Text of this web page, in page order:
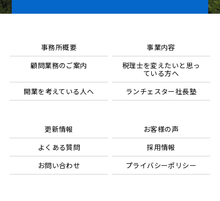
事務所概要
事業内容
顧問業務のご案内
税理士を変えたいと思っ
ている方へ
開業を考えている人へ
ランチェスター社長塾
更新情報
お客様の声
よくある質問
採用情報
お問い合わせ
プライバシーポリシー